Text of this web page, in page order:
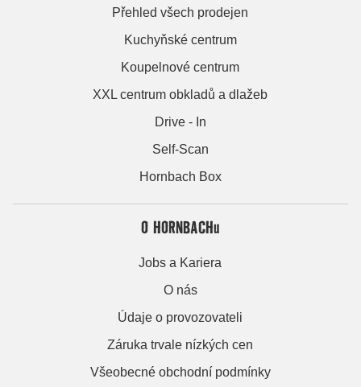
Přehled všech prodejen
Kuchyňské centrum
Koupelnové centrum
XXL centrum obkladů a dlažeb
Drive - In
Self-Scan
Hornbach Box
O HORNBACHu
Jobs a Kariera
O nás
Údaje o provozovateli
Záruka trvale nízkých cen
Všeobecné obchodní podmínky